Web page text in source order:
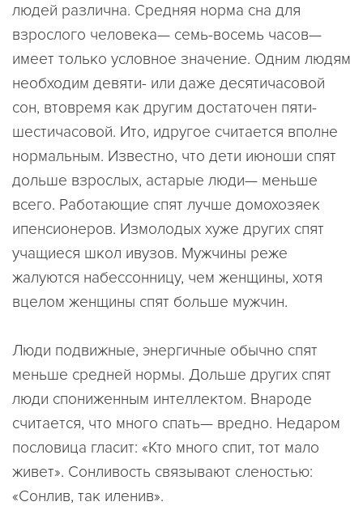
людей различна. Средняя норма сна для
взрослого человека— семь-восемь часов—
имеет только условное значение. Одним людям
необходим девяти- или даже десятичасовой
сон, втовремя как другим достаточен пяти-
шестичасовой. Ито, идругое считается вполне
нормальным. Известно, что дети июноши спят
дольше взрослых, астарые люди— меньше
всего. Работающие спят лучше домохозяек
ипенсионеров. Измолодых хуже других спят
учащиеся школ ивузов. Мужчины реже
жалуются набессонницу, чем женщины, хотя
вцелом женщины спят больше мужчин.
Люди подвижные, энергичные обычно спят
меньше средней нормы. Дольше других спят
люди спониженным интеллектом. Внароде
считается, что много спать— вредно. Недаром
пословица гласит: «Кто много спит, тот мало
живет». Сонливость связывают сленостью:
«Сонлив, так иленив».